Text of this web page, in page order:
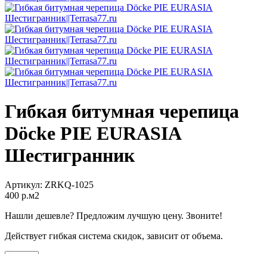
Гибкая битумная черепица
Döcke PIE EURASIA
Шестигранник
Артикул: ZRKQ-1025
400 p.м2
Нашли дешевле? Предложим лучшую цену. Звоните!
Действует гибкая система скидок, зависит от объема.